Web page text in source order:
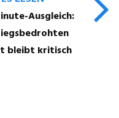
Ausgleich:
bleibt kritisch